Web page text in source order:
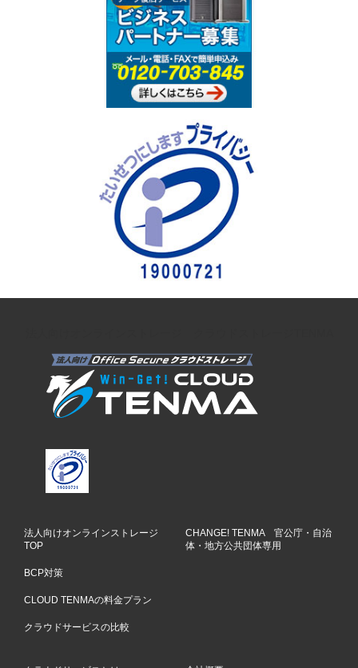
法人向けオンラインストレージ
TOP
BCP対策
CLOUD TENMAの料金プラン
クラウドサービスの比較
CHANGE! TENMA 官公庁・自治
体・地方公共団体専用